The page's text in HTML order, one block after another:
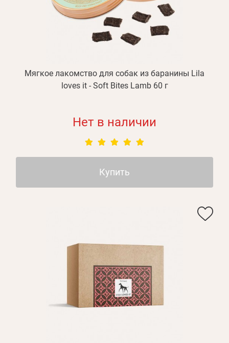
Мягкое лакомство для собак из баранины Lila
loves it - Soft Bites Lamb 60 г
Нет в наличии
Купить